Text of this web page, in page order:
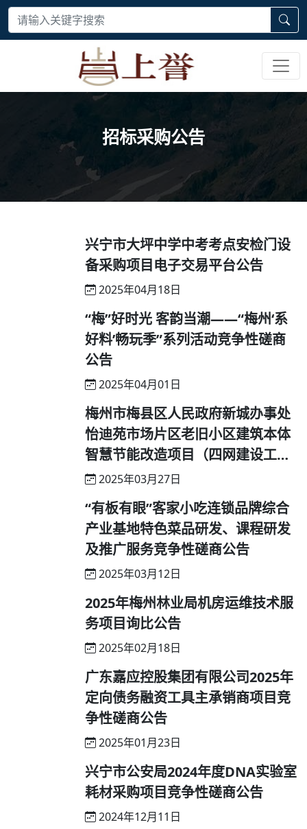
招标采购公告
兴宁市大坪中学中考考点安检门设
备采购项目电子交易平台公告
2025年04月18日
“梅”好时光 客韵当潮——“梅州‘系
好料’畅玩季”系列活动竞争性磋商
公告
2025年04月01日
梅州市梅县区人民政府新城办事处
怡迪苑市场片区老旧小区建筑本体
智慧节能改造项目（四网建设工
程）竞争性磋商公告
2025年03月27日
“有板有眼”客家小吃连锁品牌综合
产业基地特色菜品研发、课程研发
及推广服务竞争性磋商公告
2025年03月12日
2025年梅州林业局机房运维技术服
务项目询比公告
2025年02月18日
广东嘉应控股集团有限公司2025年
定向债务融资工具主承销商项目竞
争性磋商公告
2025年01月23日
兴宁市公安局2024年度DNA实验室
耗材采购项目竞争性磋商公告
2024年12月11日